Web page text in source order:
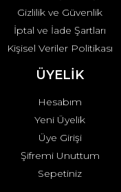
Gizlilik ve Güvenlik
İptal ve İade Şartları
Kişisel Veriler Politikası
ÜYELİK
Hesabım
Yeni Üyelik
Üye Girişi
Şifremi Unuttum
Sepetiniz